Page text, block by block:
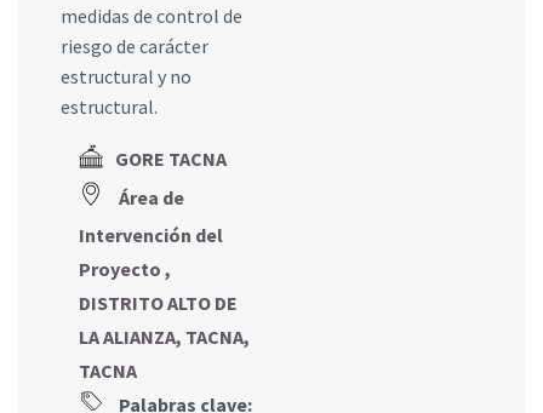
medidas de control de
riesgo de carácter
estructural y no
estructural.
GORE TACNA
Área de
Intervención del
Proyecto ,
DISTRITO ALTO DE
LA ALIANZA, TACNA,
TACNA
Palabras clave: